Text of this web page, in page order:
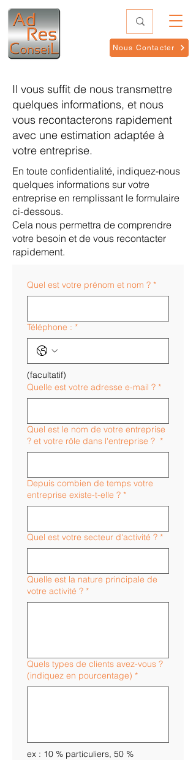
Nous Contacter
Il vous suffit de nous transmettre
quelques informations, et nous
vous recontacterons rapidement
avec une estimation adaptée à
votre entreprise.
En toute confidentialité, indiquez-nous
quelques informations sur votre
entreprise en remplissant le formulaire
ci-dessous.
Cela nous permettra de comprendre
votre besoin et de vous recontacter
rapidement.
Quel est votre prénom et nom ? *
Téléphone : *
(facultatif)
Quelle est votre adresse e-mail ? *
Quel est le nom de votre entreprise
? et votre rôle dans l'entreprise ? *
Depuis combien de temps votre
entreprise existe-t-elle ? *
Quel est votre secteur d'activité ? *
Quelle est la nature principale de
votre activité ? *
Quels types de clients avez-vous ?
(indiquez en pourcentage) *
ex : 10 % particuliers, 50 %